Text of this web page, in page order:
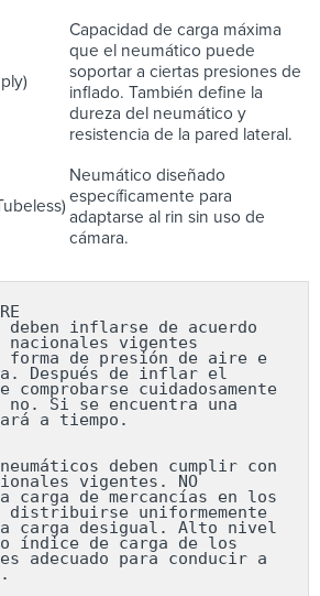
Capacidad de carga máxima
que el neumático puede
soportar a ciertas presiones de
inflado. También define la
dureza del neumático y
resistencia de la pared lateral.
Neumático diseñado
específicamente para
adaptarse al rin sin uso de
cámara.
deben inflarse de acuerdo
nacionales vigentes
forma de presión de aire e
Después de inflar el
comprobarse cuidadosamente
Si se encuentra una
a tiempo.
deben cumplir con
vigentes. NO
carga de mercancías en los
distribuirse uniformemente
carga desigual. Alto nivel
índice de carga de los
adecuado para conducir a